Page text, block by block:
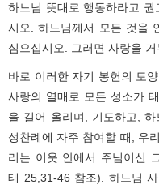
하느님 뜻대로 행동하라고 권
시오. 하느님께서 모든 것을
심으십시오. 그러면 사랑을
바로 이러한 자기 봉헌의 토
사랑의 열매로 모든 성소가
을 길어 올리며, 기도하고,
성찬례에 자주 참여할 때, 우
리는 이웃 안에서 주님이신
태 25,31-46 참조). 하느님